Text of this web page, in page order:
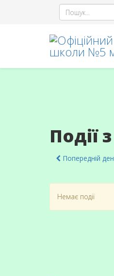
Події з
Попередній
Немає події